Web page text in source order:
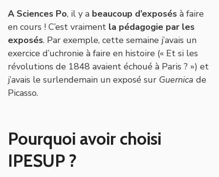
A Sciences Po, il y a beaucoup d’exposés à faire
en cours ! C’est vraiment la pédagogie par les
exposés. Par exemple, cette semaine j’avais un
exercice d’uchronie à faire en histoire (« Et si les
révolutions de 1848 avaient échoué à Paris ? ») et
j’avais le surlendemain un exposé sur Guernica de
Picasso.
Pourquoi avoir choisi
IPESUP ?